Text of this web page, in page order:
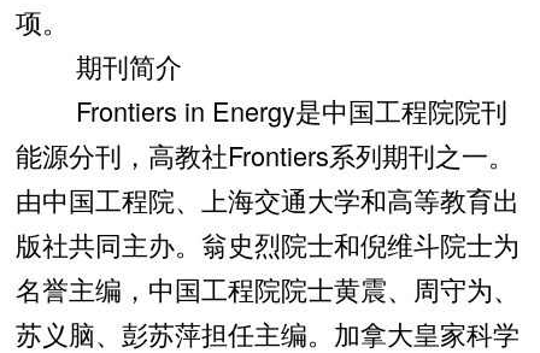
项。
期刊简介
Frontiers in Energy是中国工程院院刊
能源分刊，高教社Frontiers系列期刊之一。
由中国工程院、上海交通大学和高等教育出
版社共同主办。翁史烈院士和倪维斗院士为
名誉主编，中国工程院院士黄震、周守为、
苏义脑、彭苏萍担任主编。加拿大皇家科学